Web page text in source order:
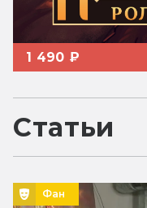
1 490 ₽
Статьи
Фан